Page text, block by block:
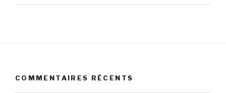
COMMENTAIRES RÉCENTS